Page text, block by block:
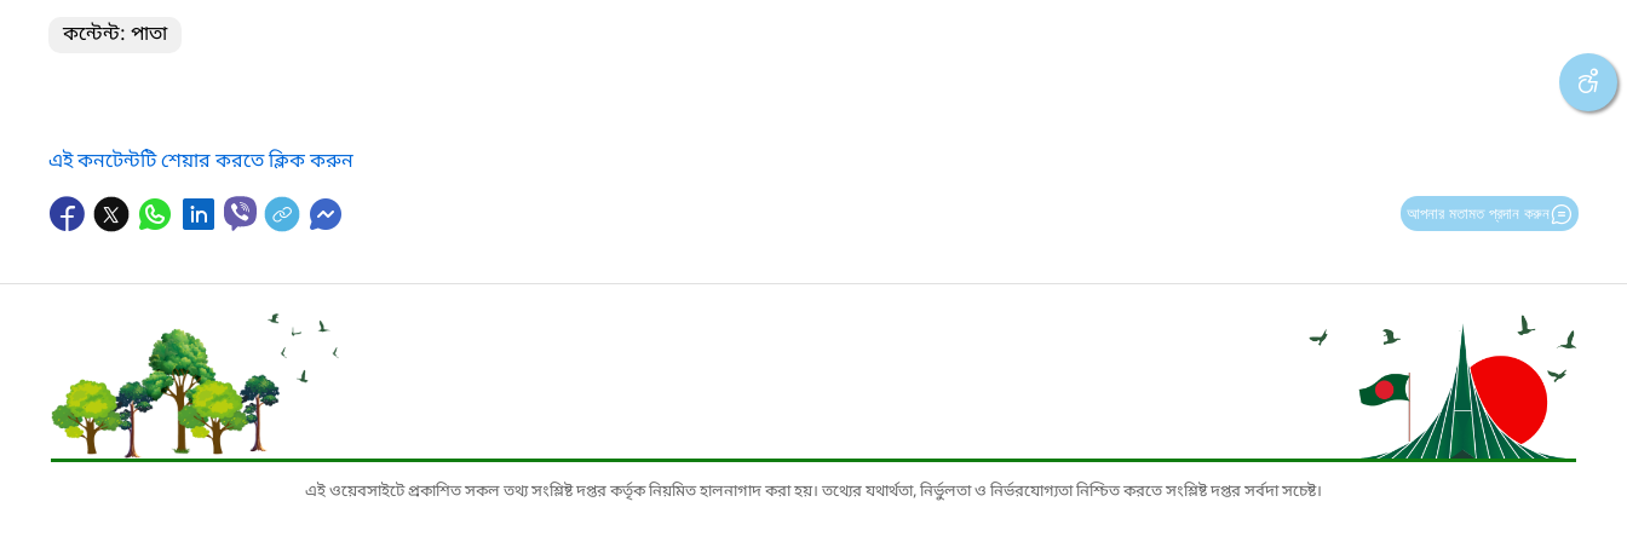
কন্টেন্ট: পাতা
এই কনটেন্টটি শেয়ার করতে ক্লিক করুন
আপনার মতামত প্রদান করুন
এই ওয়েবসাইটে প্রকাশিত সকল তথ্য সংশ্লিষ্ট দপ্তর কর্তৃক নিয়মিত হালনাগাদ করা হয়। তথ্যের যথার্থতা, নির্ভুলতা ও নির্ভরযোগ্যতা নিশ্চিত করতে সংশ্লিষ্ট দপ্তর সর্বদা সচেষ্ট।